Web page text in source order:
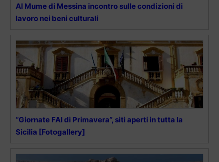
Al Mume di Messina incontro sulle condizioni di
lavoro nei beni culturali
“Giornate FAI di Primavera”, siti aperti in tutta la
Sicilia [Fotogallery]